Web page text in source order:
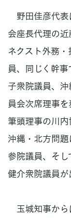
野田佳彦代表
会座長代理の
ネクスト外務
員、同じく幹
子衆院議員、
員会次席理事
筆頭理事の川
沖縄・北方問
参院議員、そ
健介衆院議員が
玉城知事から